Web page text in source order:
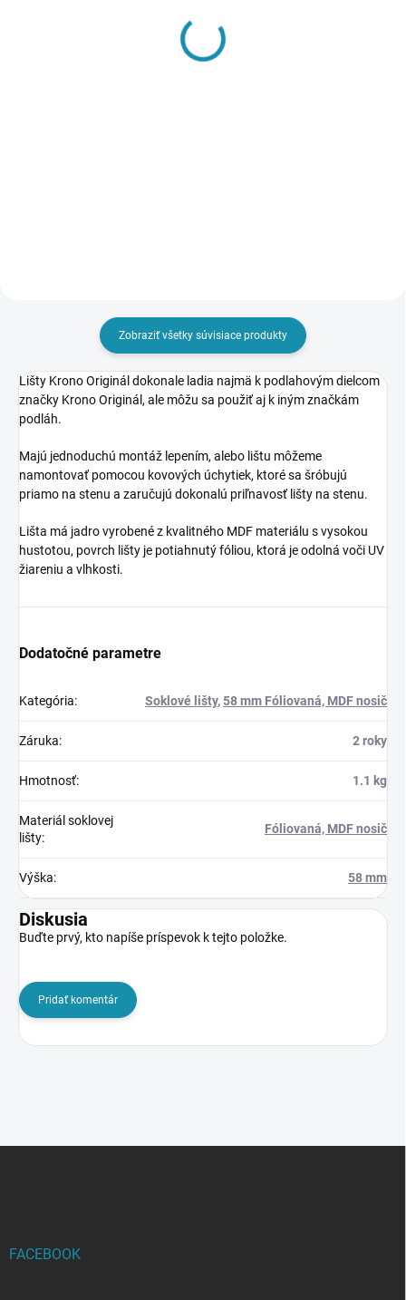
Zobraziť všetky súvisiace produkty
Lišty Krono Originál dokonale ladia najmä k podlahovým dielcom
značky Krono Originál, ale môžu sa použiť aj k iným značkám
podláh.
Majú jednoduchú montáž lepením, alebo lištu môžeme
namontovať pomocou kovových úchytiek, ktoré sa šróbujú
priamo na stenu a zaručujú dokonalú priľnavosť lišty na stenu.
Lišta má jadro vyrobené z kvalitného MDF materiálu s vysokou
hustotou, povrch lišty je potiahnutý fóliou, ktorá je odolná voči UV
žiareniu a vlhkosti.
Dodatočné parametre
Kategória: Soklové lišty,58 mm Fóliovaná, MDF nosič
Záruka: 2 roky
Hmotnosť: 1.1 kg
Materiál soklovej
lišty:
Fóliovaná, MDF nosič
Výška: 58 mm
Diskusia
Buďte prvý, kto napíše príspevok k tejto položke.
Pridať komentár
FACEBOOK